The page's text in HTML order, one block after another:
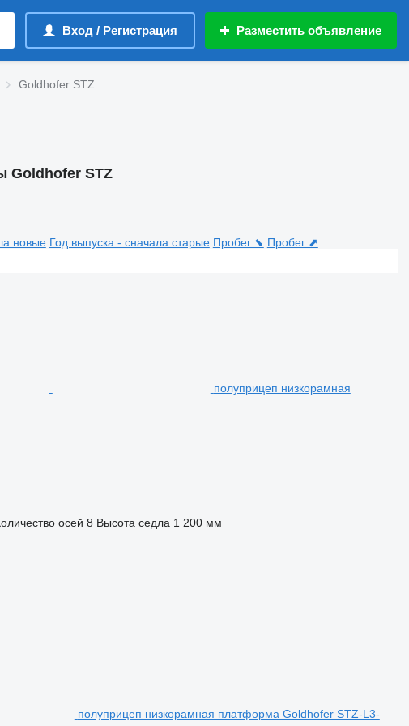
Вход / Регистрация Разместить объявление
Goldhofer STZ
Goldhofer STZ
новые Год выпуска - сначала старые Пробег ⬊ Пробег ⬈
полуприцеп низкорамная
осей 8 Высота седла 1 200 мм
полуприцеп низкорамная платформа Goldhofer STZ-L3-